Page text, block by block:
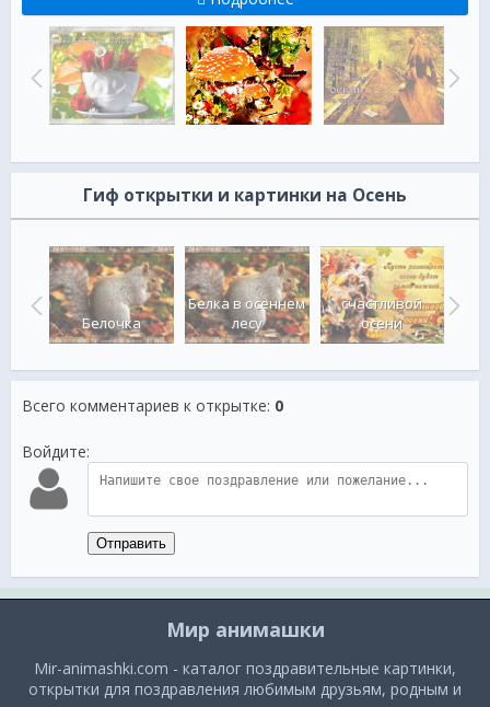
Гиф открытки и картинки на Осень
Белочка
Белка в осеннем
лесу
счастливой
осени
Всего комментариев к открытке: 0
Войдите:
Отправить
Мир анимашки
Mir-animashki.com - каталог поздравительные картинки,
открытки для поздравления любимым друзьям, родным и